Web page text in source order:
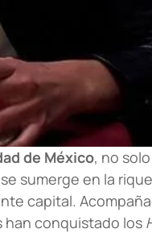
de México, no
sumerge en la
capital.
han conquistado los